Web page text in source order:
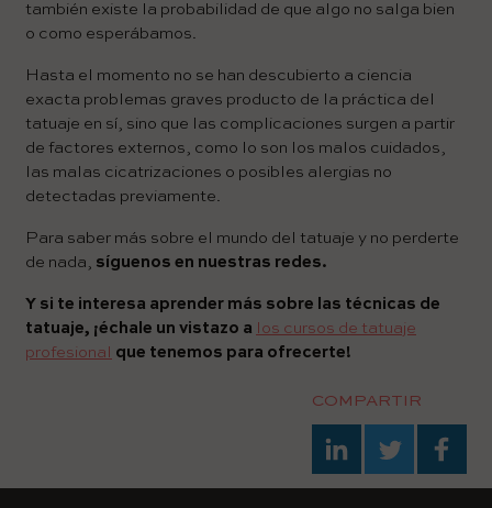
también existe la probabilidad de que algo no salga bien
o como esperábamos.
Hasta el momento no se han descubierto a ciencia
exacta problemas graves producto de la práctica del
tatuaje en sí, sino que las complicaciones surgen a partir
de factores externos, como lo son los malos cuidados,
las malas cicatrizaciones o posibles alergias no
detectadas previamente.
Para saber más sobre el mundo del tatuaje y no perderte
de nada, síguenos en nuestras redes.
Y si te interesa aprender más sobre las técnicas de
tatuaje, ¡échale un vistazo a
los cursos de tatuaje
profesional
que tenemos para ofrecerte!
COMPARTIR